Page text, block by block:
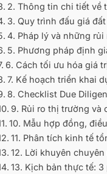
2. Thông tin chi tiết về
3. Quy trình đấu giá
4. Pháp lý và những
5. Phương pháp định
6. Cách tối ưu hóa giá
7. Kế hoạch triển khai
8. Checklist Due
9. Rủi ro thị trường và
10. Mẫu hợp đồng,
11. Phân tích kinh tế
12. Lời khuyên
13. Kịch bản thực tế: